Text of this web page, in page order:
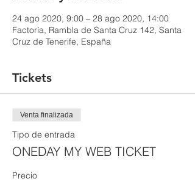
24 ago 2020, 9:00 – 28 ago 2020, 14:00
Factoría, Rambla de Santa Cruz 142, Santa
Cruz de Tenerife, España
Tickets
Venta finalizada
Tipo de entrada
ONEDAY MY WEB TICKET
Precio